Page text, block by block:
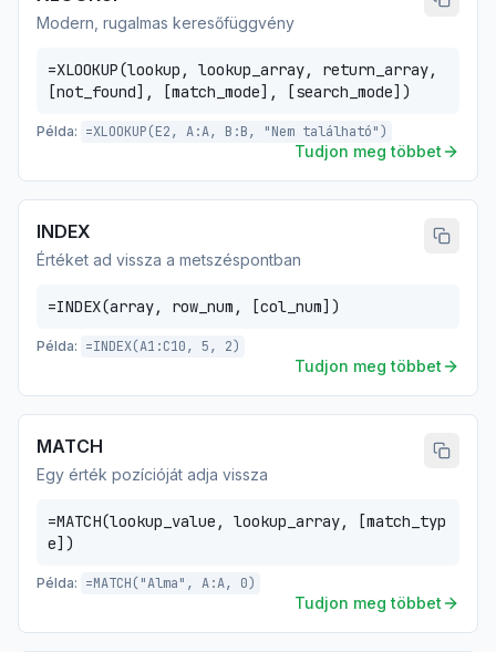
Modern, rugalmas keresőfüggvény
=XLOOKUP(lookup, lookup_array, return_array,
[not_found], [match_mode], [search_mode])
Példa: =XLOOKUP(E2, A:A, B:B, "Nem található")
Tudjon meg többet
INDEX
Értéket ad vissza a metszéspontban
=INDEX(array, row_num, [col_num])
Példa: =INDEX(A1:C10, 5, 2)
Tudjon meg többet
MATCH
Egy érték pozícióját adja vissza
=MATCH(lookup_value, lookup_array, [match_typ
e])
Példa: =MATCH("Alma", A:A, 0)
Tudjon meg többet